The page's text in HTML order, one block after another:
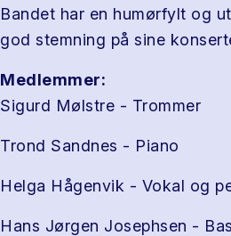
Bandet har en humørfylt og
god stemning på sine
Medlemmer:
Sigurd Mølstre - Trommer
Trond Sandnes - Piano
Helga Hågenvik - Vokal og
Hans Jørgen Josephsen -